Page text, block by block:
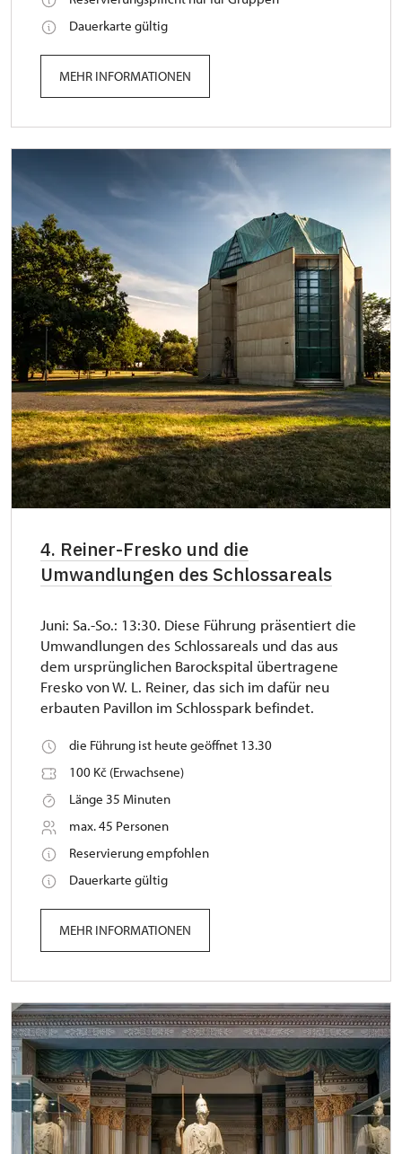
Dauerkarte gültig
MEHR INFORMATIONEN
4. Reiner-Fresko und die
Umwandlungen des Schlossareals
Juni: Sa.-So.: 13:30. Diese Führung präsentiert die
Umwandlungen des Schlossareals und das aus
dem ursprünglichen Barockspital übertragene
Fresko von W. L. Reiner, das sich im dafür neu
erbauten Pavillon im Schlosspark befindet.
die Führung ist heute geöffnet 13.30
100 Kč (Erwachsene)
Länge 35 Minuten
max. 45 Personen
Reservierung empfohlen
Dauerkarte gültig
MEHR INFORMATIONEN